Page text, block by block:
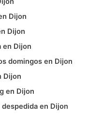
Dijon
Dijon
en Dijon
domingos en Dijon
Dijon
en Dijon
en Dijon